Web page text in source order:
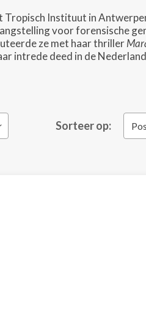
Instituut in
voor forensische
ze met haar thriller
intrede deed in de
Sorteer op: